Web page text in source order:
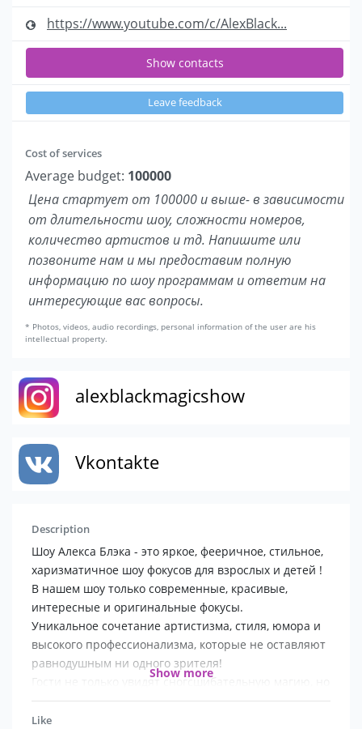
https://www.youtube.com/c/AlexBlack...
Show contacts
Leave feedback
Cost of services
Average budget: 100000
Цена стартует от 100000 и выше- в зависимости
от длительности шоу, сложности номеров,
количество артистов и тд. Напишите или
позвоните нам и мы предоставим полную
информацию по шоу программам и ответим на
интересующие вас вопросы.
* Photos, videos, audio recordings, personal information of the user are his
intellectual property.
alexblackmagicshow
Vkontakte
Description
Шоу Алекса Блэка - это яркое, фееричное, стильное,
харизматичное шоу фокусов для взрослых и детей !
В нашем шоу только современные, красивые,
интересные и оригинальные фокусы.
Уникальное сочетание артистизма, стиля, юмора и
высокого профессионализма, которые не оставляют
равнодушным ни одного зрителя!
Гости не только увидят сногсшибательную магию, но
и станут участниками представления
Show more
Like